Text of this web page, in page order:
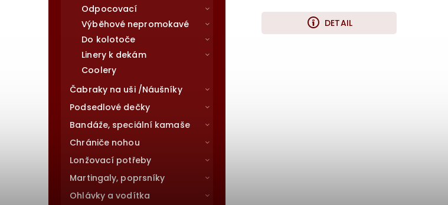
Odpocovací
Výběhové nepromokavé
Do kolotoče
Linery k dekám
Coolery
Čabraky na uši /Náušníky
Podsedlové dečky
Bandáže, speciální kamaše
Chrániče nohou
Lonžovací potřeby
Martingaly, poprsníky
Ohlávky a vodítka
DETAIL